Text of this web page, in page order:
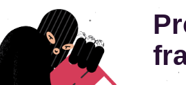
să dai IBAN-ul, nu datele